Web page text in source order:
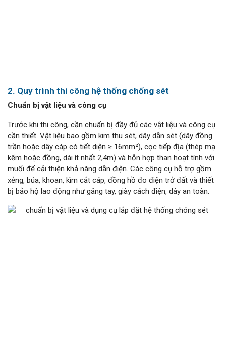
2. Quy trình thi công hệ thống chống sét
Chuẩn bị vật liệu và công cụ
Trước khi thi công, cần chuẩn bị đầy đủ các vật liệu và công cụ
cần thiết. Vật liệu bao gồm kim thu sét, dây dẫn sét (dây đồng
trần hoặc dây cáp có tiết diện ≥ 16mm²), cọc tiếp địa (thép mạ
kẽm hoặc đồng, dài ít nhất 2,4m) và hỗn hợp than hoạt tính với
muối để cải thiện khả năng dẫn điện. Các công cụ hỗ trợ gồm
xẻng, búa, khoan, kìm cắt cáp, đồng hồ đo điện trở đất và thiết
bị bảo hộ lao động như găng tay, giày cách điện, dây an toàn.